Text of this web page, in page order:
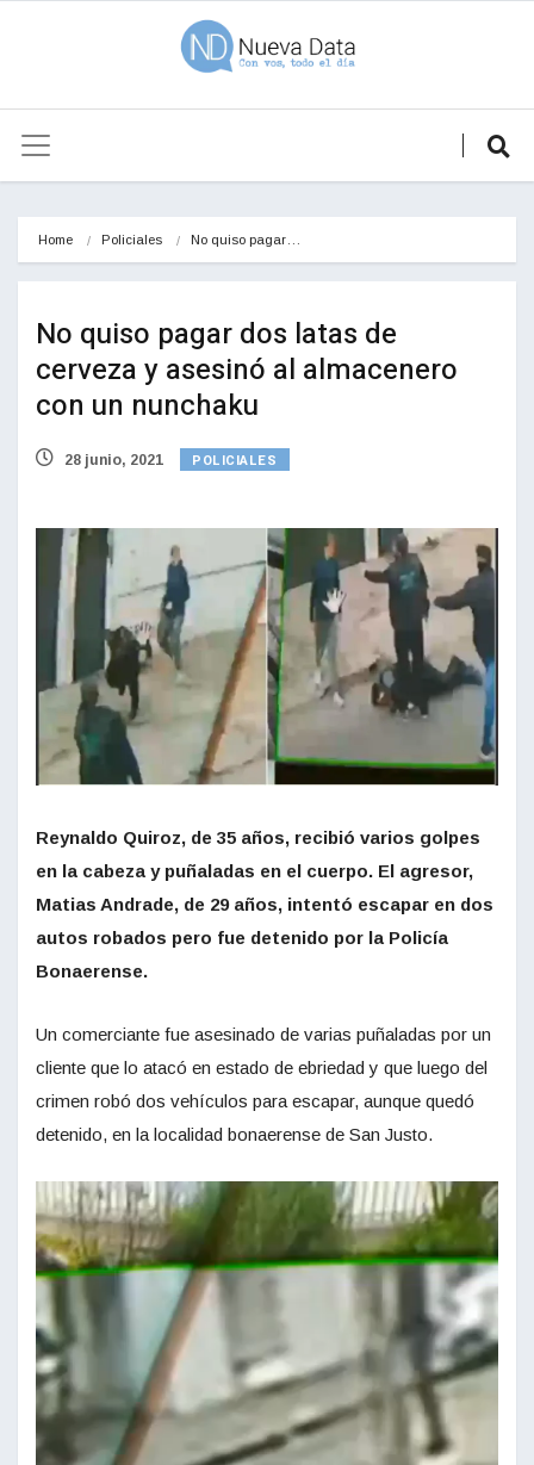
Home Policiales No quiso pagar…
No quiso pagar dos latas de
cerveza y asesinó al almacenero
con un nunchaku
28 junio, 2021 POLICIALES
Reynaldo Quiroz, de 35 años, recibió varios golpes
en la cabeza y puñaladas en el cuerpo. El agresor,
Matias Andrade, de 29 años, intentó escapar en dos
autos robados pero fue detenido por la Policía
Bonaerense.
Un comerciante fue asesinado de varias puñaladas por un
cliente que lo atacó en estado de ebriedad y que luego del
crimen robó dos vehículos para escapar, aunque quedó
detenido, en la localidad bonaerense de San Justo.